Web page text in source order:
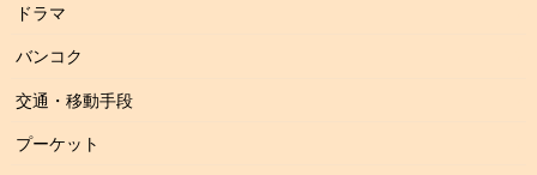
ドラマ
バンコク
交通・移動手段
プーケット